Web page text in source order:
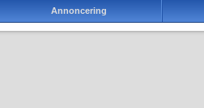
Annoncering